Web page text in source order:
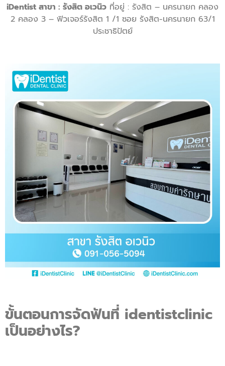
iDentist สาขา : รังสิต อเวนิว ที่อยู่ : รังสิต – นครนายก คลอง
2 คลอง 3 – ฟิวเจอร์รังสิต 1 /1 ซอย รังสิต-นครนายก 63/1
ประชาธิปัตย์
ขั้นตอนการจัดฟันที่ identistclinic
เป็นอย่างไร?